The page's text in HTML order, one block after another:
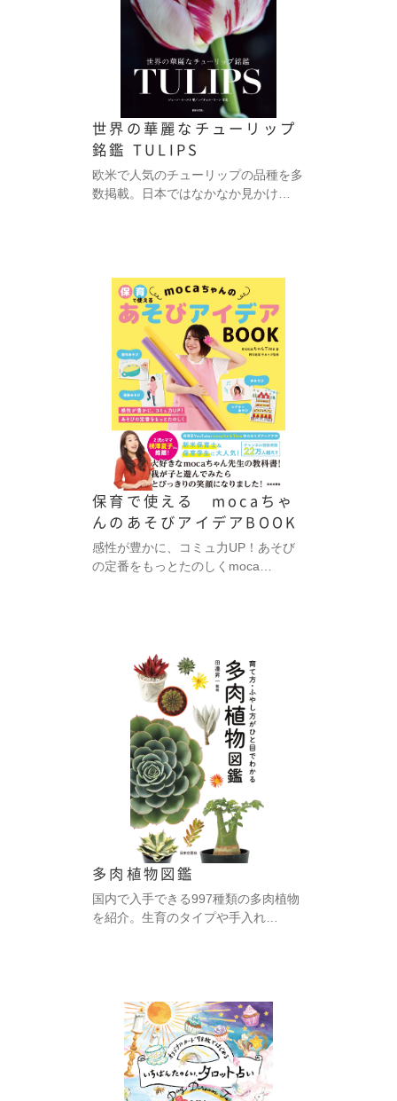
世界の華麗なチューリップ
銘鑑 TULIPS
欧米で人気のチューリップの品種を多
数掲載。日本ではなかなか見かけ…
保育で使える mocaちゃ
んのあそびアイデアBOOK
感性が豊かに、コミュ力UP！あそび
の定番をもっとたのしくmoca…
多肉植物図鑑
国内で入手できる997種類の多肉植物
を紹介。生育のタイプや手入れ…